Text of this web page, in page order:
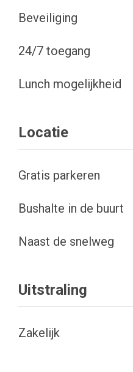
Beveiliging
24/7 toegang
Lunch mogelijkheid
Locatie
Gratis parkeren
Bushalte in de buurt
Naast de snelweg
Uitstraling
Zakelijk